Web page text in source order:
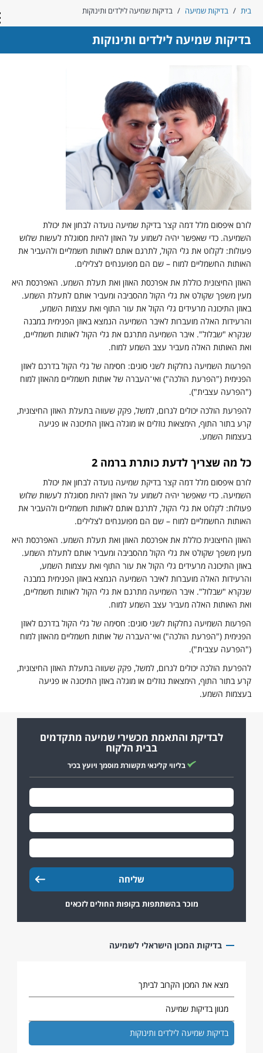
/ בדיקות שמיעה / בדיקות שמיעה לילדים ותינוקות
שמיעה לילדים ותינוקות
איפסום מלל דמה קצר בדיקת שמיעה נועדה לבחון את יכולת
כדי שאפשר יהיה לשמוע על האוזן להיות מסוגלת לעשות שלוש
לקלוט את גלי הקול, לתרגם אותם לאותות חשמליים ולהעביר את
החשמליים למוח – שם הם מפוענחים לצלילים.
החיצונית כוללת את אפרכסת האוזן ואת תעלת השמע. האפרכסת היא
משפך שקולט את גלי הקול מהסביבה ומעביר אותם לתעלת השמע.
התיכונה מרעידים גלי הקול את עור התוף ואת עצמות השמע,
האלה מועברות לאיבר השמיעה הנמצא באוזן הפנימית במבנה
"שבלול". איבר השמיעה מתרגם את גלי הקול לאותות חשמליים,
האותות האלה מעביר עצב השמע למוח.
השמיעה נחלקות לשני סוגים: חסימה של גלי הקול בדרכם לאוזן
("הפרעת הולכה") ואי־העברה של אותות חשמליים מהאוזן למוח
עצבית").
הולכה יכולים לגרום, למשל, פקק שעווה בתעלת האוזן החיצונית,
בתור התוף, הימצאות נוזלים או מוגלה באוזן התיכונה או פגיעה
השמע.
מה שצריך לדעת כותרת ברמה 2
איפסום מלל דמה קצר בדיקת שמיעה נועדה לבחון את יכולת
כדי שאפשר יהיה לשמוע על האוזן להיות מסוגלת לעשות שלוש
לקלוט את גלי הקול, לתרגם אותם לאותות חשמליים ולהעביר את
החשמליים למוח – שם הם מפוענחים לצלילים.
החיצונית כוללת את אפרכסת האוזן ואת תעלת השמע. האפרכסת היא
משפך שקולט את גלי הקול מהסביבה ומעביר אותם לתעלת השמע.
התיכונה מרעידים גלי הקול את עור התוף ואת עצמות השמע,
האלה מועברות לאיבר השמיעה הנמצא באוזן הפנימית במבנה
"שבלול". איבר השמיעה מתרגם את גלי הקול לאותות חשמליים,
האותות האלה מעביר עצב השמע למוח.
השמיעה נחלקות לשני סוגים: חסימה של גלי הקול בדרכם לאוזן
("הפרעת הולכה") ואי־העברה של אותות חשמליים מהאוזן למוח
עצבית").
הולכה יכולים לגרום, למשל, פקק שעווה בתעלת האוזן החיצונית,
בתור התוף, הימצאות נוזלים או מוגלה באוזן התיכונה או פגיעה
השמע.
לבדיקת והתאמת מכשירי שמיעה מתקדמים
בבית הלקוח
בליווי קלינאי תקשורת מוסמך ויועץ בכיר
מוכר בהשתתפות בקופות החולים לזכאים
בדיקות המכון הישראלי לשמיעה
מצא את המכון הקרוב לביתך
מגוון בדיקות שמיעה
בדיקות שמיעה לילדים ותינוקות